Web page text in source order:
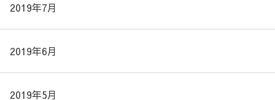
2019年7月
2019年6月
2019年5月